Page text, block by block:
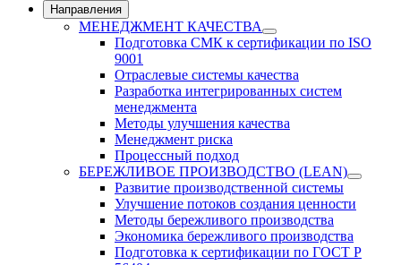
Направления
МЕНЕДЖМЕНТ КАЧЕСТВА
Подготовка СМК к сертификации по ISO
9001
Отраслевые системы качества
Разработка интегрированных систем
менеджмента
Методы улучшения качества
Менеджмент риска
Процессный подход
БЕРЕЖЛИВОЕ ПРОИЗВОДСТВО (LEAN)
Развитие производственной системы
Улучшение потоков создания ценности
Методы бережливого производства
Экономика бережливого производства
Подготовка к сертификации по ГОСТ Р